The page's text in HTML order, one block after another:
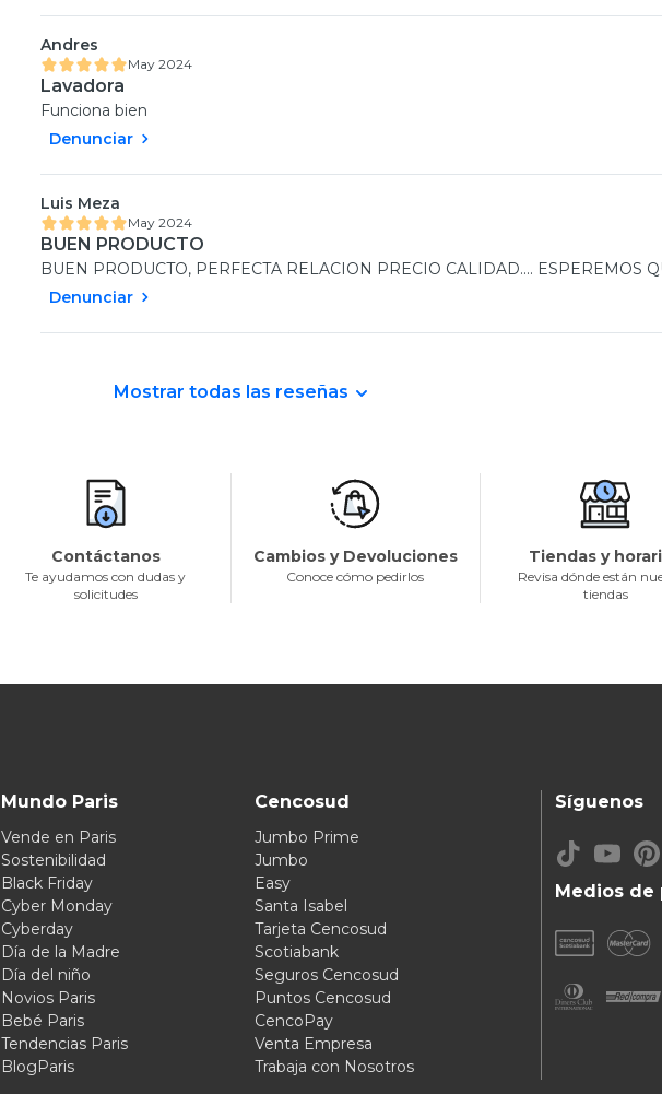
Andres
May 2024
Lavadora
Funciona bien
Denunciar
Luis Meza
May 2024
BUEN PRODUCTO
BUEN PRODUCTO, PERFECTA RELACION PRECIO CALIDAD.... ESPEREMOS
Denunciar
Mostrar todas las reseñas
Contáctanos
Te ayudamos con dudas y
solicitudes
Cambios y Devoluciones
Conoce cómo pedirlos
Tiendas y
Revisa dónde están
tiendas
Mundo Paris
Vende en Paris
Sostenibilidad
Black Friday
Cyber Monday
Cyberday
Día de la Madre
Día del niño
Novios Paris
Bebé Paris
Tendencias Paris
BlogParis
Cencosud
Jumbo Prime
Jumbo
Easy
Santa Isabel
Tarjeta Cencosud
Scotiabank
Seguros Cencosud
Puntos Cencosud
CencoPay
Venta Empresa
Trabaja con Nosotros
Medios de
Síguenos